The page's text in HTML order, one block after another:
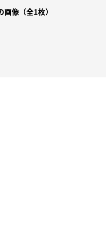
画像（全1枚）